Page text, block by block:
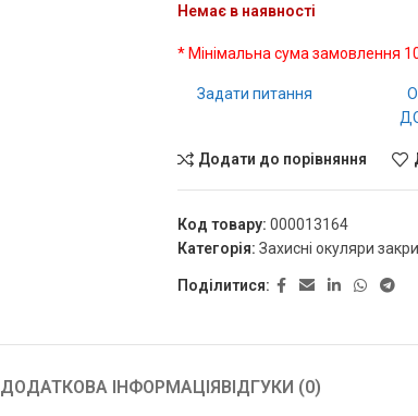
Немає в наявності
* Мінімальна сума замовлення
Задати питання
Додати до порівняння
Код товару: 000013164
Категорія: Захисні окуляри
Поділитися:
ДОДАТКОВА ІНФОРМАЦІЯВІДГУКИ (0)